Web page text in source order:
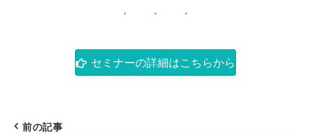
セミナーの詳細はこちらから
前の記事